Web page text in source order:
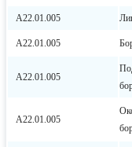
А22.01.005
А22.01.005
А22.01.005
А22.01.005